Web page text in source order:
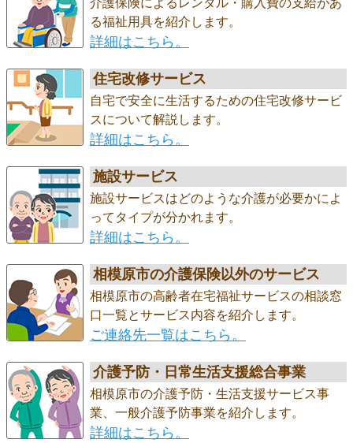
介護保険によるレンタル・購入費の支給があ
る福祉用具を紹介します。
詳細はこちら。
住宅改修サービス
自宅で安全に生活するための住宅改修サービ
スについて解説します。
詳細はこちら。
施設サービス
施設サービスはどのような介護が必要かによ
ってタイプが分かれます。
詳細はこちら。
相模原市の介護保険以外のサービス
相模原市の高齢者在宅福祉サービスの相談窓
口一覧とサービス内容を紹介します。
ご連絡先一覧はこちら。
介護予防・日常生活支援総合事業
相模原市の介護予防・生活支援サービス事
業、一般介護予防事業を紹介します。
詳細はこちら。